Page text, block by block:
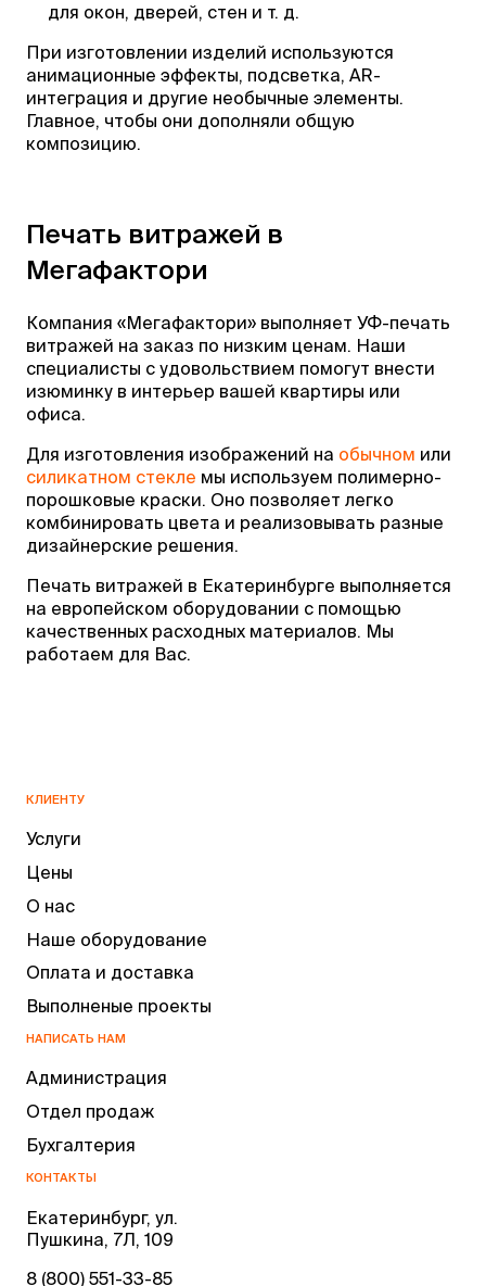
для окон, дверей, стен и т. д.
При изготовлении изделий используются
анимационные эффекты, подсветка, AR-
интеграция и другие необычные элементы.
Главное, чтобы они дополняли общую
композицию.
Печать витражей в
Мегафактори
Компания «Мегафактори» выполняет УФ-печать
витражей на заказ по низким ценам. Наши
специалисты с удовольствием помогут внести
изюминку в интерьер вашей квартиры или
офиса.
Для изготовления изображений на обычном или
силикатном стекле мы используем полимерно-
порошковые краски. Оно позволяет легко
комбинировать цвета и реализовывать разные
дизайнерские решения.
Печать витражей в Екатеринбурге выполняется
на европейском оборудовании с помощью
качественных расходных материалов. Мы
работаем для Вас.
КЛИЕНТУ
Услуги
Цены
О нас
Наше оборудование
Оплата и доставка
Выполненые проекты
НАПИСАТЬ НАМ
Администрация
Отдел продаж
Бухгалтерия
КОНТАКТЫ
Екатеринбург, ул.
Пушкина, 7Л, 109
8 (800) 551-33-85